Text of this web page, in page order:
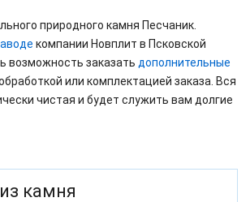
природного камня Песчаник.
компании Новплит в Псковской
возможность заказать дополнительные
или комплектацией заказа. Вся
чистая и будет служить вам долгие
камня